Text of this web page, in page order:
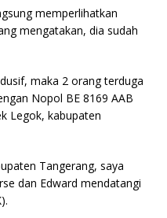
memperlihatkan
mengatakan, dia sudah
maka 2 orang terduga
Nopol BE 8169 AAB
Legok, kabupaten
Tangerang, saya
dan Edward mendatangi